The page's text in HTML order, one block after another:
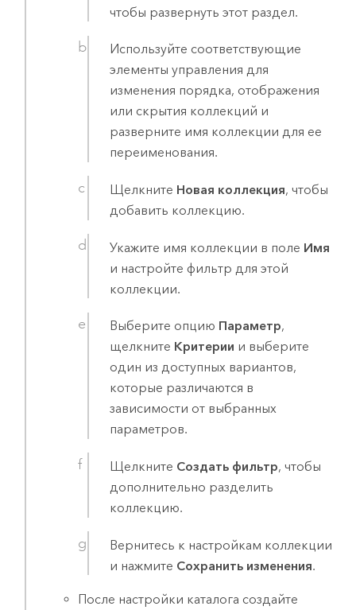
чтобы развернуть этот раздел.
Используйте соответствующие
элементы управления для
изменения порядка, отображения
или скрытия коллекций и
разверните имя коллекции для ее
переименования.
Щелкните Новая коллекция, чтобы
добавить коллекцию.
Укажите имя коллекции в поле Имя
и настройте фильтр для этой
коллекции.
Выберите опцию Параметр,
щелкните Критерии и выберите
один из доступных вариантов,
которые различаются в
зависимости от выбранных
параметров.
Щелкните Создать фильтр, чтобы
дополнительно разделить
коллекцию.
Вернитесь к настройкам коллекции
и нажмите Сохранить изменения.
После настройки каталога создайте